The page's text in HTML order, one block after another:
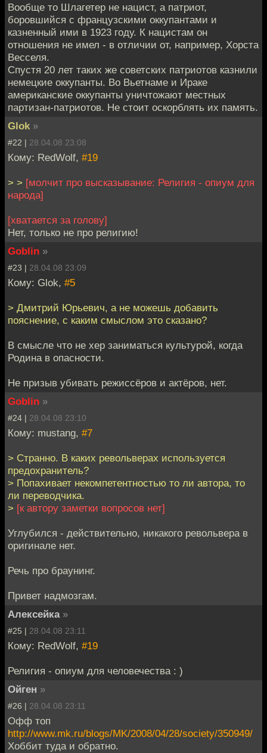
Вообще то Шлагетер не нацист, а патриот,
боровшийся с французскими оккупантами и
казненный ими в 1923 году. К нацистам он
отношения не имел - в отличии от, например, Хорста
Весселя.
Спустя 20 лет таких же советских патриотов казнили
немецкие оккупанты. Во Вьетнаме и Ираке
американские оккупанты уничтожают местных
партизан-патриотов. Не стоит оскорблять их память.
Glok »
#22 | 28.04.08 23:08
Кому: RedWolf, #19
> > [молчит про высказывание: Религия - опиум для
народа]
[хватается за голову]
Нет, только не про религию!
Goblin »
#23 | 28.04.08 23:09
Кому: Glok, #5
> Дмитрий Юрьевич, а не можешь добавить
пояснение, с каким смыслом это сказано?
В смысле что не хер заниматься культурой, когда
Родина в опасности.
Не призыв убивать режиссёров и актёров, нет.
Goblin »
#24 | 28.04.08 23:10
Кому: mustang, #7
> Странно. В каких револьверах используется
предохранитель?
> Попахивает некомпетентностью то ли автора, то
ли переводчика.
> [к автору заметки вопросов нет]
Углубился - действительно, никакого револьвера в
оригинале нет.
Речь про браунинг.
Привет надмозгам.
Алексейка »
#25 | 28.04.08 23:11
Кому: RedWolf, #19
Религия - опиум для человечества : )
Ойген »
#26 | 28.04.08 23:11
Офф топ
http://www.mk.ru/blogs/MK/2008/04/28/society/350949/
Хоббит туда и обратно.